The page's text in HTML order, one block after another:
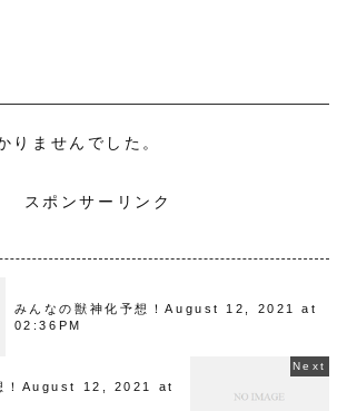
りませんでした。
スポンサーリンク
みんなの獣神化予想！August 12, 2021 at
02:36PM
！August 12, 2021 at